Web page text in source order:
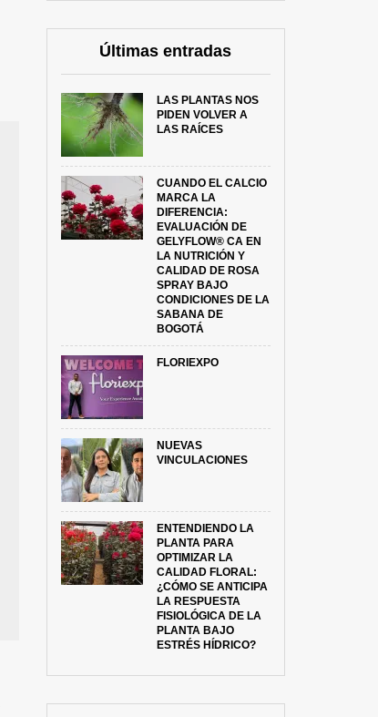
Últimas entradas
LAS PLANTAS NOS
PIDEN VOLVER A
LAS RAÍCES
CUANDO EL CALCIO
MARCA LA
DIFERENCIA:
EVALUACIÓN DE
GELYFLOW® CA EN
LA NUTRICIÓN Y
CALIDAD DE ROSA
SPRAY BAJO
CONDICIONES DE LA
SABANA DE
BOGOTÁ
FLORIEXPO
NUEVAS
VINCULACIONES
ENTENDIENDO LA
PLANTA PARA
OPTIMIZAR LA
CALIDAD FLORAL:
¿CÓMO SE ANTICIPA
LA RESPUESTA
FISIOLÓGICA DE LA
PLANTA BAJO
ESTRÉS HÍDRICO?